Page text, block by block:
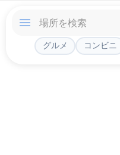
グルメ コンビニ